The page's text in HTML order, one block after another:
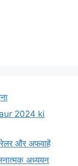
2024 ki
और अफवाहें
अध्ययन